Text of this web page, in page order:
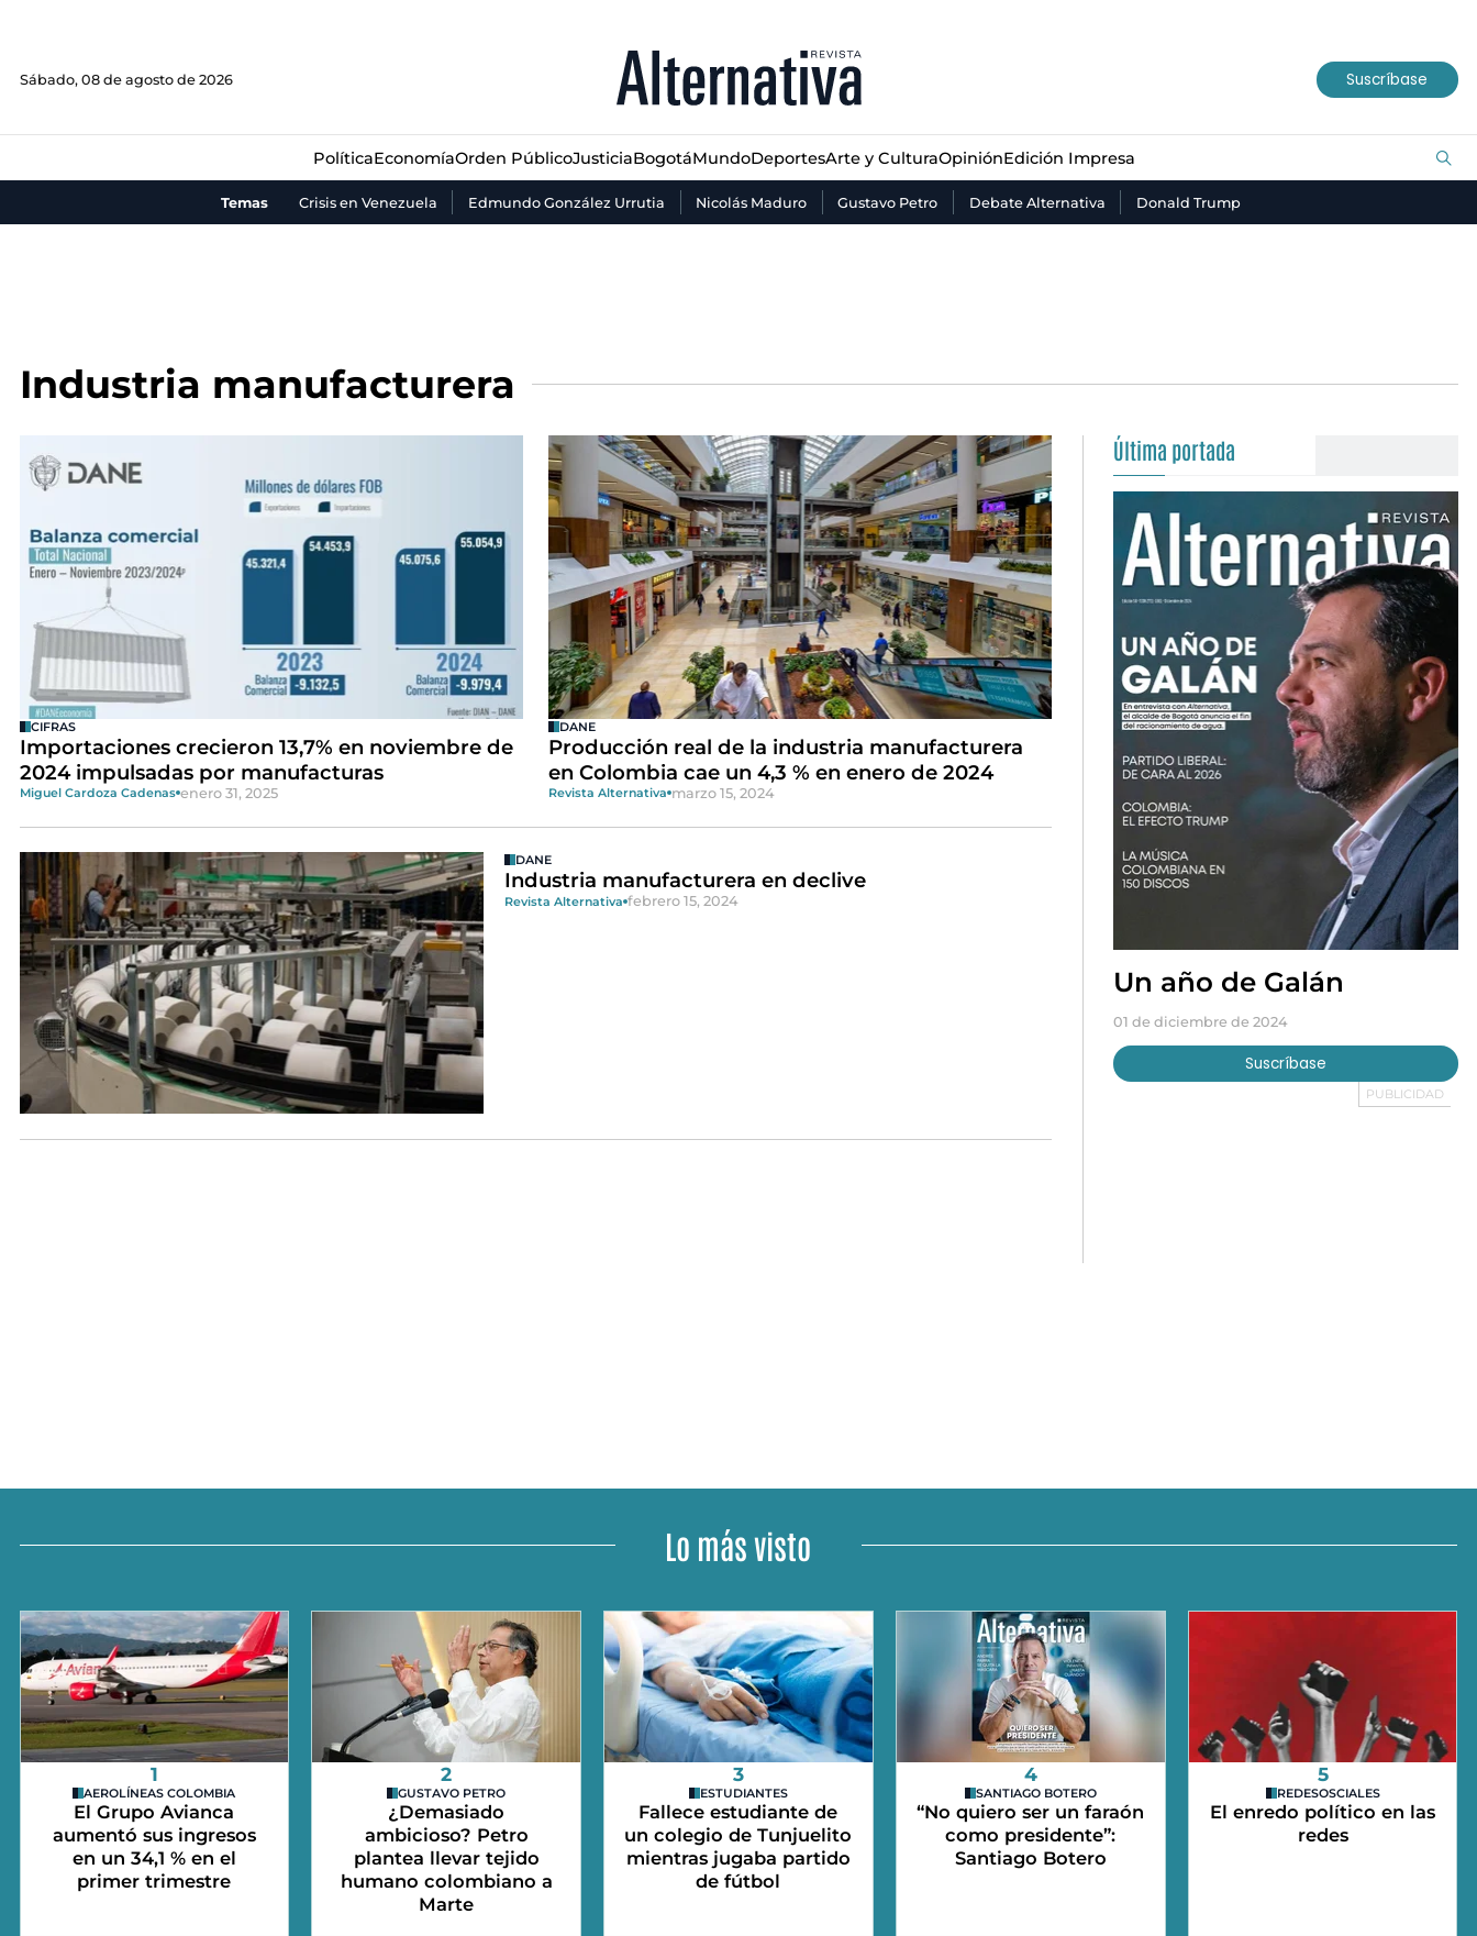
Sábado, 08 de agosto de 2026 Suscríbase
PolíticaEconomíaOrden PúblicoJusticiaBogotáMundoDeportesArte y CulturaOpiniónEdición Impresa
Temas Crisis en Venezuela Edmundo González Urrutia Nicolás Maduro Gustavo Petro Debate Alternativa Donald Trump
JusticiaBogotáMundo Deportes Arte y Cultura
Industria manufacturera
CIFRAS
Importaciones crecieron 13,7% en noviembre de
2024 impulsadas por manufacturas
Miguel Cardoza Cadenas enero 31, 2025
DANE
Producción real de la industria manufacturera
en Colombia cae un 4,3 % en enero de 2024
Revista Alternativa marzo 15, 2024
DANE
Industria manufacturera en declive
Revista Alternativa febrero 15, 2024
Última portada
Un año de Galán
01 de diciembre de 2024
Suscríbase
Lo más visto
1
AEROLÍNEAS COLOMBIA
El Grupo Avianca
aumentó sus ingresos
en un 34,1 % en el
primer trimestre
2
GUSTAVO PETRO
¿Demasiado
ambicioso? Petro
plantea llevar tejido
humano colombiano a
Marte
3
ESTUDIANTES
Fallece estudiante de
un colegio de Tunjuelito
mientras jugaba partido
de fútbol
4
SANTIAGO BOTERO
“No quiero ser un faraón
como presidente”:
Santiago Botero
5
REDESOSCIALES
El enredo político en las
redes